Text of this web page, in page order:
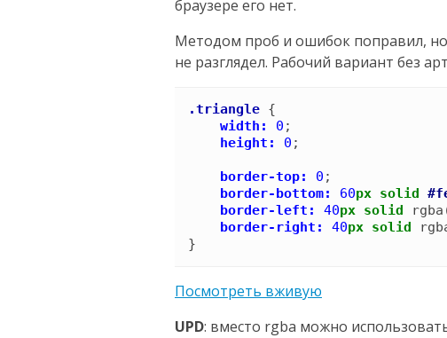
браузере его нет.
Методом проб и ошибок поправил, но
не разглядел. Рабочий вариант без
.triangle {
width:
0 ;
height:
0 ;
border-top: 0 ;
border-bottom:
60px solid
border-left:
40px solid rgba
border-right:
40px solid
}
Посмотреть вживую
UPD: вместо rgba можно